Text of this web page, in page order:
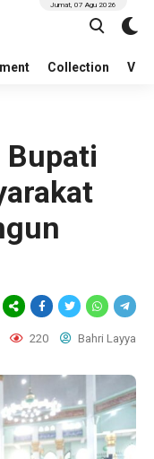
Collection
Jumat, 07 Agu 2026
220 Bahri Layya